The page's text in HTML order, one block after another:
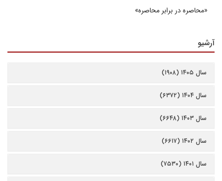
«محاصره در برابر محاصره»
آرشیو
سال ۱۴۰۵ (۱۹۰۸)
سال ۱۴۰۴ (۶۳۷۲)
سال ۱۴۰۳ (۶۶۴۸)
سال ۱۴۰۲ (۶۶۱۷)
سال ۱۴۰۱ (۷۵۳۰)